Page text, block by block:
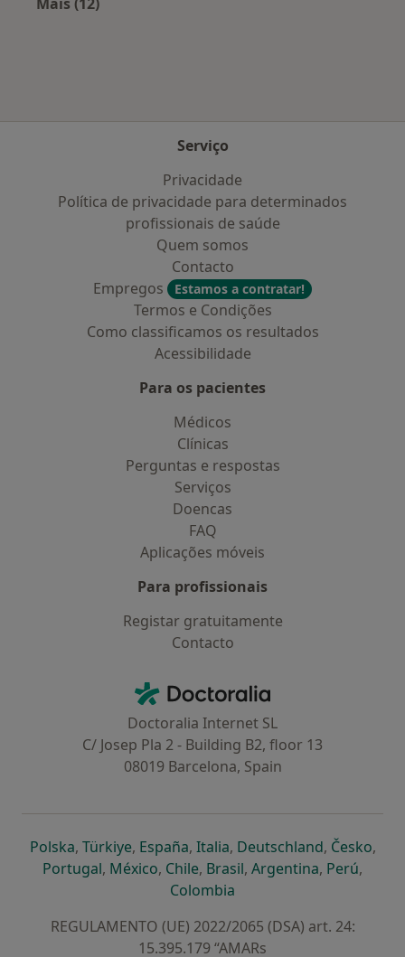
Serviço
Privacidade
Política de privacidade para determinados
profissionais de saúde
Quem somos
Contacto
Empregos
Estamos a contratar!
Termos e Condições
Como classificamos os resultados
Acessibilidade
Para os pacientes
Médicos
Clínicas
Perguntas e respostas
Serviços
Doencas
FAQ
Aplicações móveis
Para profissionais
Registar gratuitamente
Contacto
Doctoralia - Homepage
Doctoralia Internet SL
C/ Josep Pla 2 - Building B2, floor 13
08019 Barcelona, Spain
Polskaabre num novo separador
, Türkiyeabre num novo separador
, Españaabre num novo separador
, Italiaabre num novo
, Deutschlandabre num
, Česko,
Portugalabre num novo separador
, Méxicoabre num novo separador
, Chileabre num novo separador
, Brasilabre num novo
, Argentinaabre num
, Perúabre
,
Colombia
REGULAMENTO (UE) 2022/2065 (DSA) art. 24:
15.395.179 “AMARs